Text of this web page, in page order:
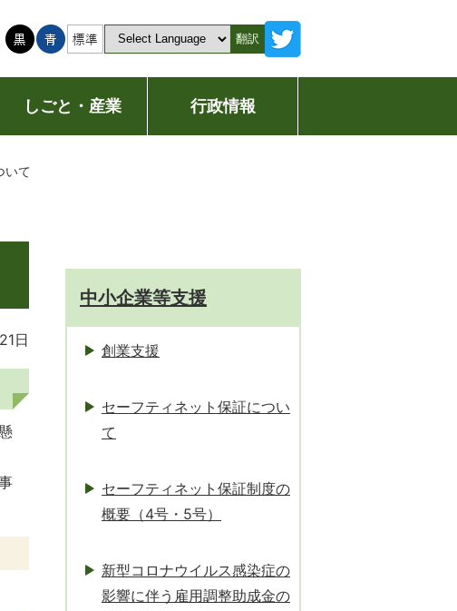
翻訳
しごと・産業 行政情報
いて
日
中小企業等支援
創業支援
セーフティネット保証につい
て
セーフティネット保証制度の
概要（4号・5号）
新型コロナウイルス感染症の
影響に伴う雇用調整助成金の